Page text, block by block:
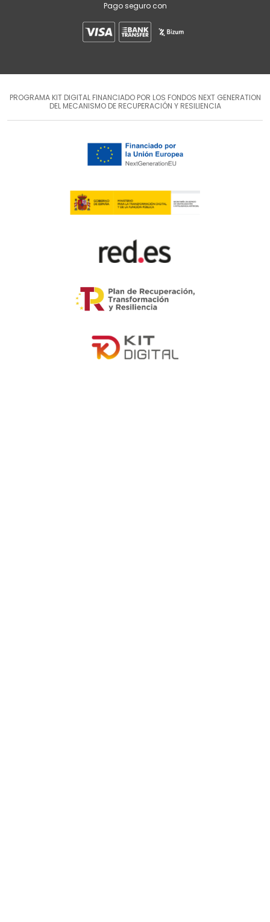
Pago seguro con
PROGRAMA KIT DIGITAL FINANCIADO POR LOS FONDOS NEXT GENERATION
DEL MECANISMO DE RECUPERACIÓN Y RESILIENCIA